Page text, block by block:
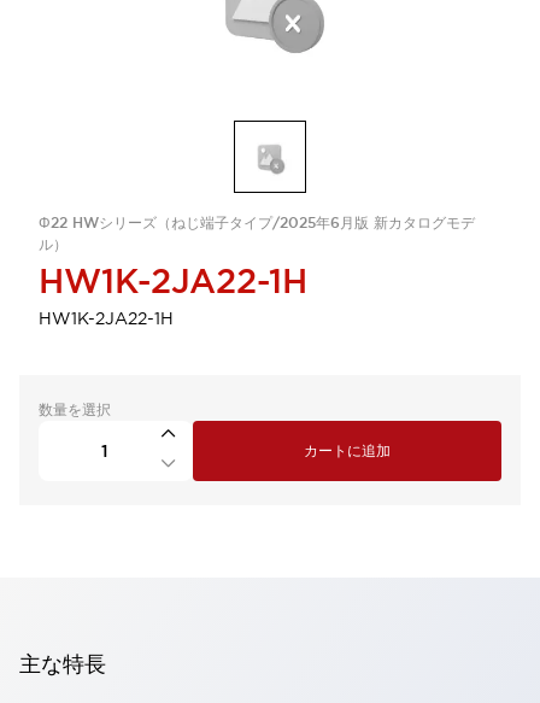
Φ22 HWシリーズ（ねじ端子タイプ/2025年6月版 新カタログモデ
ル）
HW1K-2JA22-1H
HW1K-2JA22-1H
数量を選択
カートに追加
主な特長